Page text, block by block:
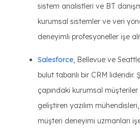
sistem analistleri ve BT
kurumsal sistemler ve veri
deneyimli profesyoneller işe
Salesforce, Bellevue ve
bulut tabanlı bir CRM lideridir.
çapındaki kurumsal
geliştiren yazılım
müşteri deneyimi uzmanları